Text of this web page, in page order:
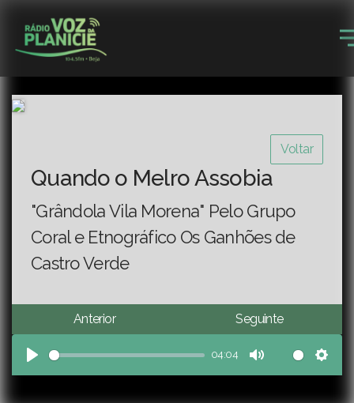
Voltar
Quando o Melro Assobia
"Grândola Vila Morena" Pelo Grupo
Coral e Etnográfico Os Ganhões de
Castro Verde
Anterior Seguinte
Play
04:04
Mute